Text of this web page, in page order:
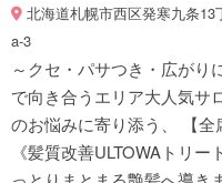
北海道札幌市西区発寒九条
a-3
～クセ・パサつき・広がり
で向き合うエリア大人気サ
のお悩みに寄り添う、 【
《髪質改善ULTOWAトリ